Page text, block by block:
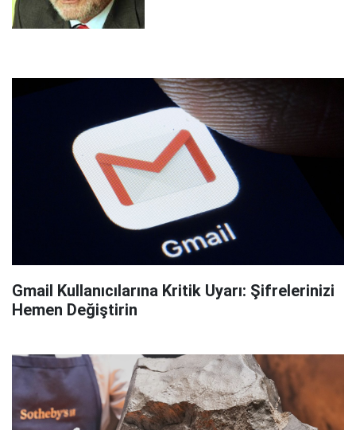
Gmail Kullanıcılarına Kritik Uyarı: Şifrelerinizi
Hemen Değiştirin